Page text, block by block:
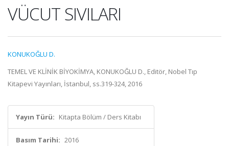
VÜCUT SIVILARI
KONUKOĞLU D.
TEMEL VE KLİNİK BİYOKİMYA, KONUKOĞLU D., Editör, Nobel Tıp
Kitapevi Yayınları, İstanbul, ss.319-324, 2016
Yayın Türü: Kitapta Bölüm / Ders Kitabı
Basım Tarihi: 2016